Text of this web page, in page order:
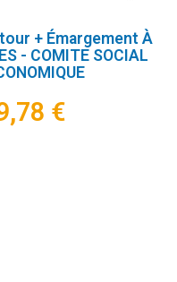
+ Émargement À
- COMITE SOCIAL
€